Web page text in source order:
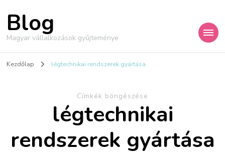
Blog
Magyar vállalkozások gyűjteménye
Kezdőlap légtechnikai rendszerek gyártása
Címkék böngészése
légtechnikai
rendszerek gyártása